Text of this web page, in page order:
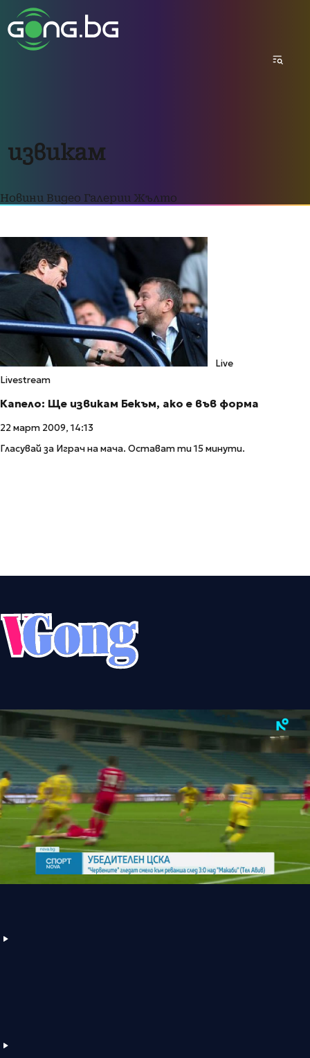
извикам
Новини Видео Галерии Жълто
Live
Livestream
Капело: Ще извикам Бекъм, ако е във форма
22 март 2009, 14:13
Гласувай за Играч на мача. Остават ти 15 минути.